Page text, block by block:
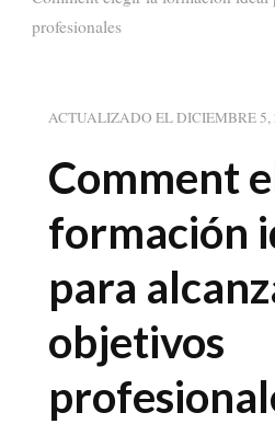
profesionales
ACTUALIZADO ELDICIEMBRE 5,
Comment
formación
para
objetivos